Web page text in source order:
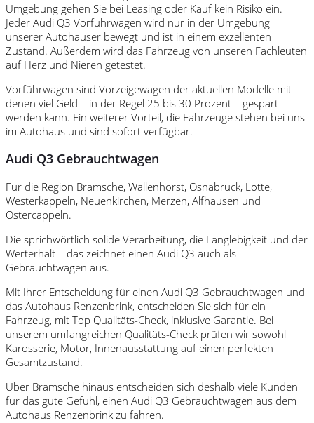
Umgebung gehen Sie bei Leasing oder Kauf kein Risiko ein.
Jeder Audi Q3 Vorführwagen wird nur in der Umgebung
unserer Autohäuser bewegt und ist in einem exzellenten
Zustand. Außerdem wird das Fahrzeug von unseren Fachleuten
auf Herz und Nieren getestet.
Vorführwagen sind Vorzeigewagen der aktuellen Modelle mit
denen viel Geld – in der Regel 25 bis 30 Prozent – gespart
werden kann. Ein weiterer Vorteil, die Fahrzeuge stehen bei uns
im Autohaus und sind sofort verfügbar.
Audi Q3 Gebrauchtwagen
Für die Region Bramsche, Wallenhorst, Osnabrück, Lotte,
Westerkappeln, Neuenkirchen, Merzen, Alfhausen und
Ostercappeln.
Die sprichwörtlich solide Verarbeitung, die Langlebigkeit und der
Werterhalt – das zeichnet einen Audi Q3 auch als
Gebrauchtwagen aus.
Mit Ihrer Entscheidung für einen Audi Q3 Gebrauchtwagen und
das Autohaus Renzenbrink, entscheiden Sie sich für ein
Fahrzeug, mit Top Qualitäts-Check, inklusive Garantie. Bei
unserem umfangreichen Qualitäts-Check prüfen wir sowohl
Karosserie, Motor, Innenausstattung auf einen perfekten
Gesamtzustand.
Über Bramsche hinaus entscheiden sich deshalb viele Kunden
für das gute Gefühl, einen Audi Q3 Gebrauchtwagen aus dem
Autohaus Renzenbrink zu fahren.